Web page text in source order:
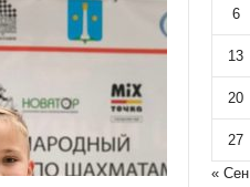
6
13
20
27
« Сен